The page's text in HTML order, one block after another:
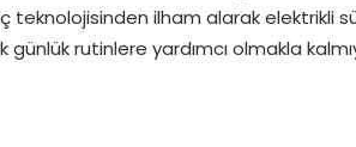
ilham alarak elektrikli
günlük rutinlere yardımcı olmakla